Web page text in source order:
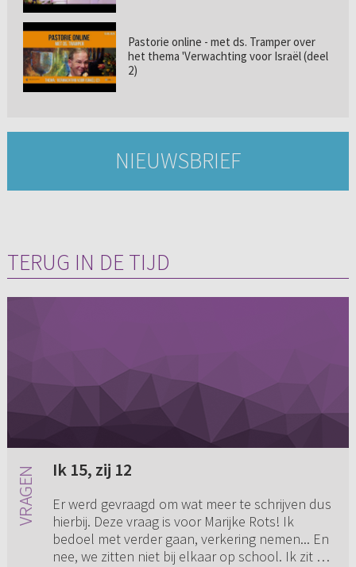
Pastorie online - met ds. Tramper over
het thema 'Verwachting voor Israël (deel
2)
NIEUWSBRIEF
TERUG IN DE TIJD
Ik 15, zij 12
Er werd gevraagd om wat meer te schrijven dus
hierbij. Deze vraag is voor Marijke Rots! Ik
bedoel met verder gaan, verkering nemen... En
nee, we zitten niet bij elkaar op school. Ik zit in